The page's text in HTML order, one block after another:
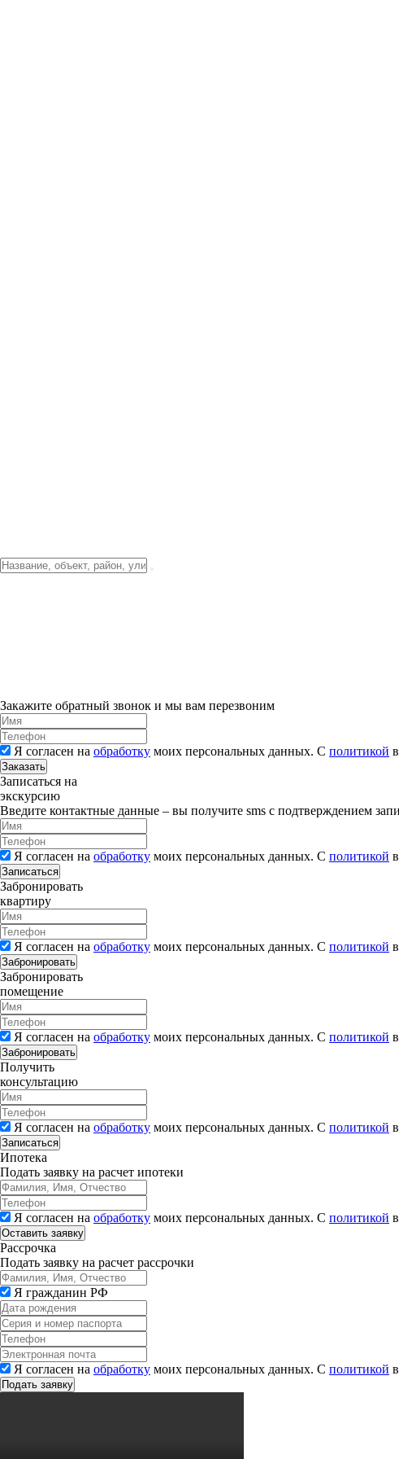
Закажите обратный звонок и мы вам перезвоним
Я согласен на обработку моих персональных данных. С политикой
Заказать
Записаться на
экскурсию
Введите контактные данные – вы получите sms с подтверждением
Я согласен на обработку моих персональных данных. С политикой
Записаться
Забронировать
квартиру
Я согласен на обработку моих персональных данных. С политикой
Забронировать
Забронировать
помещение
Я согласен на обработку моих персональных данных. С политикой
Забронировать
Получить
консультацию
Я согласен на обработку моих персональных данных. С политикой
Записаться
Ипотека
Подать заявку на расчет ипотеки
Я согласен на обработку моих персональных данных. С политикой
Рассрочка
Подать заявку на расчет рассрочки
Я гражданин РФ
Я согласен на обработку моих персональных данных. С политикой